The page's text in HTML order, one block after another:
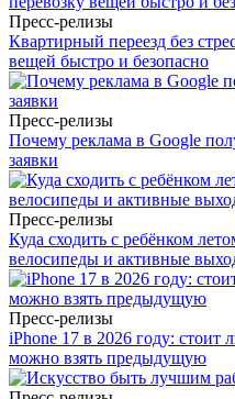
Пресс-релизы
Квартирный переезд без
вещей быстро и безопасно
Пресс-релизы
Почему реклама в Google
заявки
Пресс-релизы
Куда сходить с ребёнком
велосипеды и активные
Пресс-релизы
iPhone 17 в 2026 году: стоит
можно взять предыдущую